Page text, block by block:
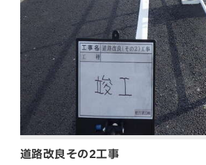
道路改良その2工事